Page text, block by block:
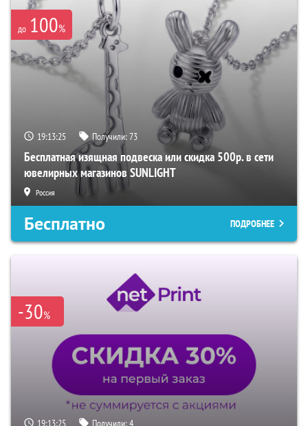
до 100%
19:13:24 Получили:73
Бесплатная изящная подвеска или скидка 500р. в сети
ювелирных магазинов SUNLIGHT
Россия
Бесплатно ПОДРОБНЕЕ
-30%
19:13:24 Получили:4